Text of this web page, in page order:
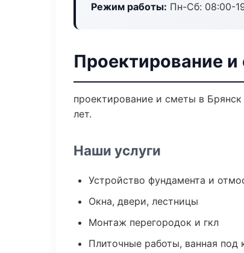
Режим работы: Пн-Сб: 08:00-
Проектирование
проектирование и сметы в
лет.
Наши услуги
Устройство фундамента и
Окна, двери, лестницы
Монтаж перегородок и гкл
Плиточные работы, ванная под